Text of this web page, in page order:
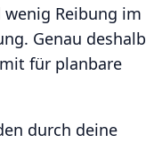
Reibung im
Genau deshalb
für planbare
durch deine